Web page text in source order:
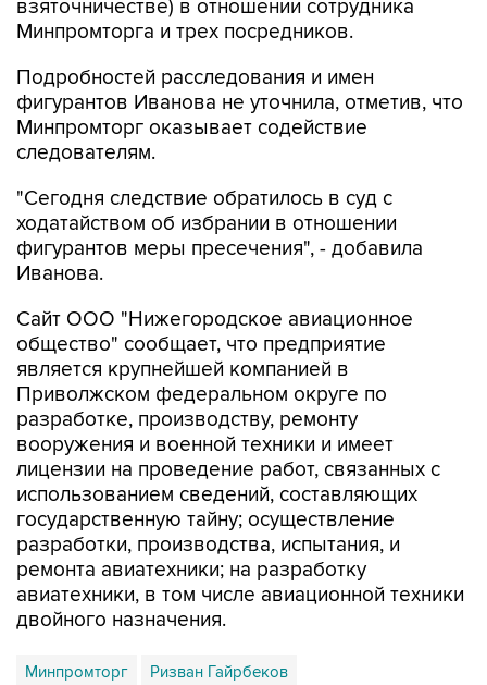
Подробностей расследования и имен
Минпромторг оказывает содействие
следователям.
"Сегодня следствие обратилось в суд с
фигурантов меры пресечения", - добавила
Иванова.
Сайт ООО "Нижегородское авиационное
является крупнейшей компанией в
Приволжском федеральном округе по
разработке, производству, ремонту
вооружения и военной техники и имеет
лицензии на проведение работ, связанных с
использованием сведений, составляющих
государственную тайну; осуществление
разработки, производства, испытания, и
ремонта авиатехники; на разработку
авиатехники, в том числе авиационной техники
двойного назначения.
Минпромторг Ризван Гайрбеков
Нижегородское авиационное общество